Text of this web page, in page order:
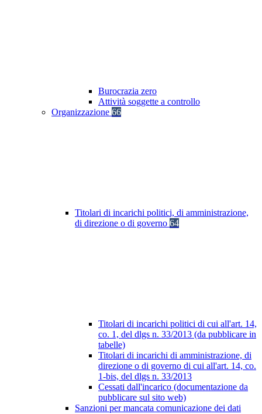
Burocrazia zero
Attività soggette a controllo
Organizzazione 66
Titolari di incarichi politici, di amministrazione,
di direzione o di governo 64
Titolari di incarichi politici di cui all'art. 14,
co. 1, del dlgs n. 33/2013 (da pubblicare in
tabelle)
Titolari di incarichi di amministrazione, di
direzione o di governo di cui all'art. 14, co.
1-bis, del dlgs n. 33/2013
Cessati dall'incarico (documentazione da
pubblicare sul sito web)
Sanzioni per mancata comunicazione dei dati